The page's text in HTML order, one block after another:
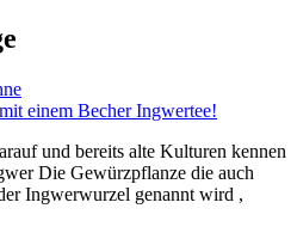
einem Becher Ingwertee!
und bereits alte Kulturen kennen
Die Gewürzpflanze die auch
Ingwerwurzel genannt wird ,